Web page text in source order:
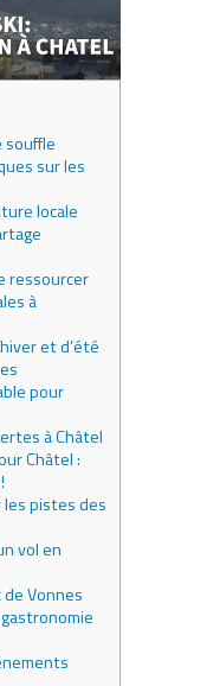
souffle
sur les
locale
ressourcer
à
et d’été
pour
à Châtel
Châtel :
les pistes des
vol en
de Vonnes